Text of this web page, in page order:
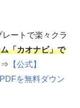
ートで楽々クラ
「カオナビ」で
⇒ 【公式】
を無料ダウン